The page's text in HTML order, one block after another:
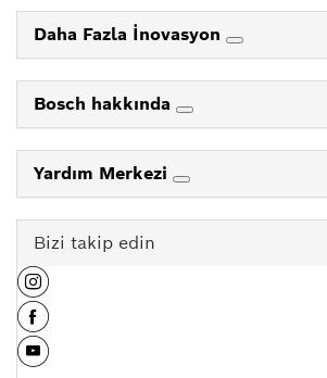
Daha Fazla İnovasyon
Bosch hakkında
Yardım Merkezi
Bizi takip edin